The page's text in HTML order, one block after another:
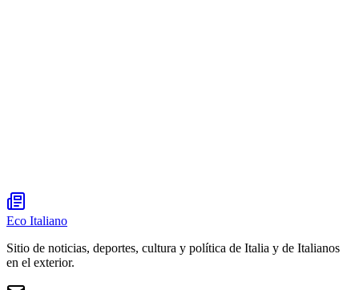
Eco Italiano
Sitio de noticias, deportes, cultura y política de Italia y de Italianos
en el exterior.